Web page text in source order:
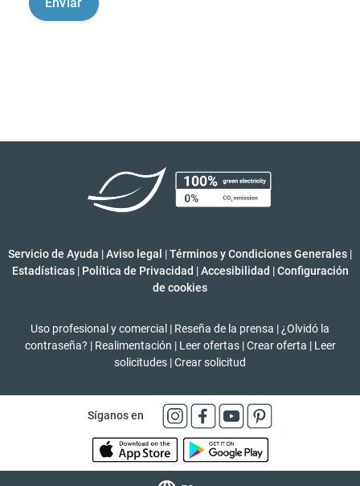
Servicio de Ayuda |Aviso legal |Términos y Condiciones Generales |
Estadísticas | Política de Privacidad | Accesibilidad | Configuración
de cookies
Uso profesional y comercial | Reseña de la prensa | ¿Olvidó la
contraseña? | Realimentación | Leer ofertas | Crear oferta | Leer
solicitudes |Crear solicitud
Síganos en